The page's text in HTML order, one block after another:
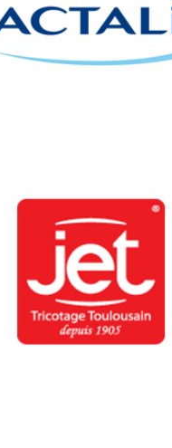
prend en charge les stocks
TOULOUSAIN,
participe à la logistique
fabricant textile.